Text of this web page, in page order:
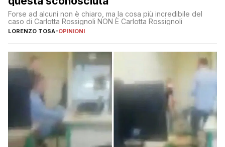
Forse ad alcuni non è chiaro, ma la cosa più incredibile del
caso di Carlotta Rossignoli NON È Carlotta Rossignoli
LORENZO TOSA-OPINIONI